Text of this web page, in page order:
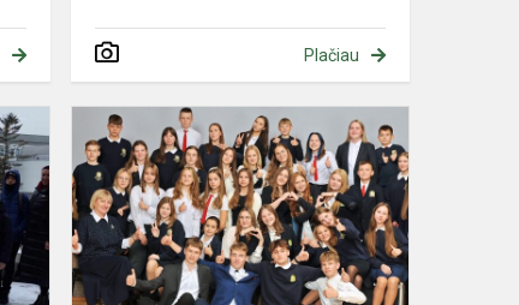
Plačiau
Respublikinė
5-
8
klasių
mokinių
matematikos
olimpiada
rajono
Jaunimo
apdovanojimai
2023